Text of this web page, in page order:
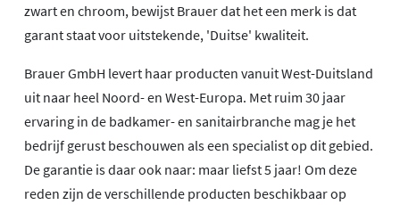
zwart en chroom, bewijst Brauer dat het een merk is dat
garant staat voor uitstekende, 'Duitse' kwaliteit.
Brauer GmbH levert haar producten vanuit West-Duitsland
uit naar heel Noord- en West-Europa. Met ruim 30 jaar
ervaring in de badkamer- en sanitairbranche mag je het
bedrijf gerust beschouwen als een specialist op dit gebied.
De garantie is daar ook naar: maar liefst 5 jaar! Om deze
reden zijn de verschillende producten beschikbaar op